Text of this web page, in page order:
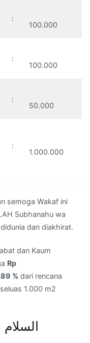
:
100.000
:
100.000
:
50.000
:
1.000.000
semoga Wakaf ini
Subhanahu wa
dan diakhirat.
dan Kaum
Rp
% dari rencana
1.000 m2